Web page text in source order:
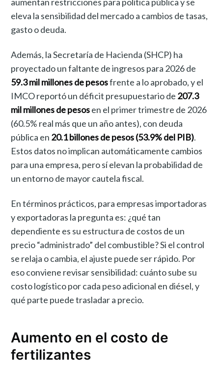
eleva la sensibilidad del mercado a cambios de tasas,
gasto o deuda.
Además, la Secretaría de Hacienda (SHCP) ha
proyectado un faltante de ingresos para 2026 de
59.3 mil millones de pesosfrente a lo aprobado, y el
IMCO reportó un déficit presupuestario de 207.3
mil millones de pesosen el primer trimestre de 2026
(60.5% real más que un año antes), con deuda
pública en 20.1 billones de pesos (53.9% del PIB).
Estos datos no implican automáticamente cambios
para una empresa, pero sí elevan la probabilidad de
un entorno de mayor cautela fiscal.
En términos prácticos, para empresas importadoras
y exportadoras la pregunta es: ¿qué tan
dependiente es su estructura de costos de un
precio “administrado” del combustible? Si el control
se relaja o cambia, el ajuste puede ser rápido. Por
eso conviene revisar sensibilidad: cuánto sube su
costo logístico por cada peso adicional en diésel, y
qué parte puede trasladar a precio.
Aumento en el costo de
fertilizantes